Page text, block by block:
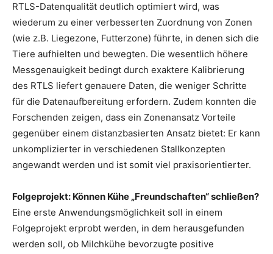
RTLS-Datenqualität deutlich optimiert wird, was
wiederum zu einer verbesserten Zuordnung von Zonen
(wie z.B. Liegezone, Futterzone) führte, in denen sich die
Tiere aufhielten und bewegten. Die wesentlich höhere
Messgenauigkeit bedingt durch exaktere Kalibrierung
des RTLS liefert genauere Daten, die weniger Schritte
für die Datenaufbereitung erfordern. Zudem konnten die
Forschenden zeigen, dass ein Zonenansatz Vorteile
gegenüber einem distanzbasierten Ansatz bietet: Er kann
unkomplizierter in verschiedenen Stallkonzepten
angewandt werden und ist somit viel praxisorientierter.
Folgeprojekt: Können Kühe „Freundschaften“ schließen?
Eine erste Anwendungsmöglichkeit soll in einem
Folgeprojekt erprobt werden, in dem herausgefunden
werden soll, ob Milchkühe bevorzugte positive